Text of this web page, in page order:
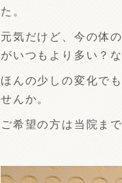
た。
元気だけど、今の体
がいつもより多い？
ほんの少しの変化で
せんか。
ご希望の方は当院ま